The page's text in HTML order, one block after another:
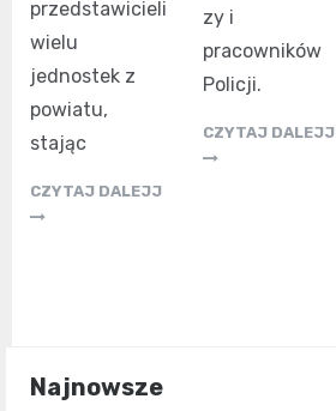
przedstawicieli
wielu
jednostek z
powiatu,
stając
CZYTAJ DALEJJ
zy i
pracowników
Policji.
CZYTAJ DALEJJ
Najnowsze